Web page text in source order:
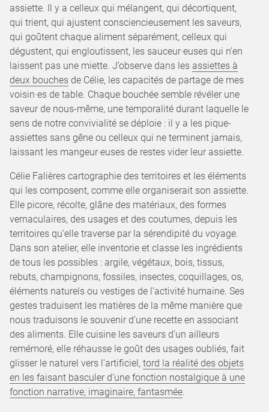
assiette. Il y a celleux qui mélangent, qui décortiquent,
qui trient, qui ajustent consciencieusement les saveurs,
qui goûtent chaque aliment séparément, celleux qui
dégustent, qui engloutissent, les sauceur·euses qui n’en
laissent pas une miette. J’observe dans les assiettes à
deux bouches de Célie, les capacités de partage de mes
voisin·es de table. Chaque bouchée semble révéler une
saveur de nous-même, une temporalité durant laquelle le
sens de notre convivialité se déploie : il y a les pique-
assiettes sans gêne ou celleux qui ne terminent jamais,
laissant les mangeur·euses de restes vider leur assiette.
Célie Falières cartographie des territoires et les éléments
qui les composent, comme elle organiserait son assiette.
Elle picore, récolte, glâne des matériaux, des formes
vernaculaires, des usages et des coutumes, depuis les
territoires qu’elle traverse par la sérendipité du voyage.
Dans son atelier, elle inventorie et classe les ingrédients
de tous les possibles : argile, végétaux, bois, tissus,
rebuts, champignons, fossiles, insectes, coquillages, os,
éléments naturels ou vestiges de l’activité humaine. Ses
gestes traduisent les matières de la même manière que
nous traduisons le souvenir d’une recette en associant
des aliments. Elle cuisine les saveurs d’un ailleurs
remémoré, elle réhausse le goût des usages oubliés, fait
glisser le naturel vers l’artificiel, tord la réalité des objets
en les faisant basculer d’une fonction nostalgique à une
fonction narrative, imaginaire, fantasmée.